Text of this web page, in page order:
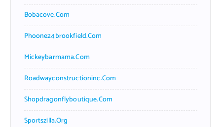
Bobacove.com
Phoone24brookfield.com
Mickeybarmama.com
Roadwayconstructioninc.com
Shopdragonflyboutique.com
Sportszilla.org